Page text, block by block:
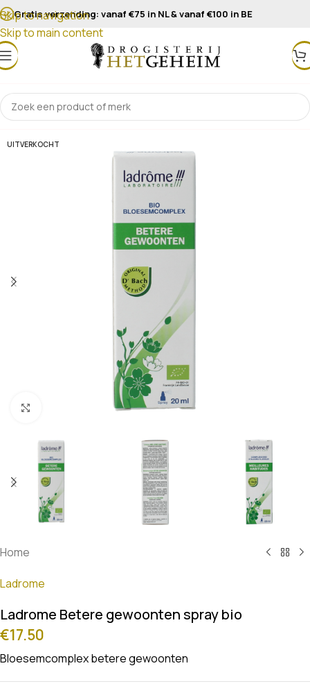
Skip to navigation
Skip to main content
Gratis verzending: vanaf €75 in NL & vanaf €100 in BE
UITVERKOCHT
Klik om te vergroten
Home
Ladrome
Ladrome Betere gewoonten spray bio
€17.50
Bloesemcomplex betere gewoonten